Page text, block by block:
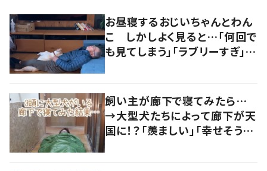
お昼寝するおじいちゃんとわん
こ しかしよく見ると…「何回で
も見てしまう」「ラブリーすぎ」の
飼い主が廊下で寝てみたら…
→大型犬たちによって廊下が天
国に！？「羨ましい」「幸せそう」